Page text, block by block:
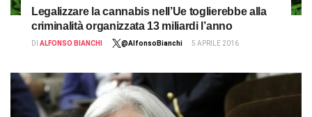
Legalizzare la cannabis nell’Ue toglierebbe alla
criminalità organizzata 13 miliardi l’anno
DI ALFONSO BIANCHI @AlfonsoBianchi 5 APRILE 2016